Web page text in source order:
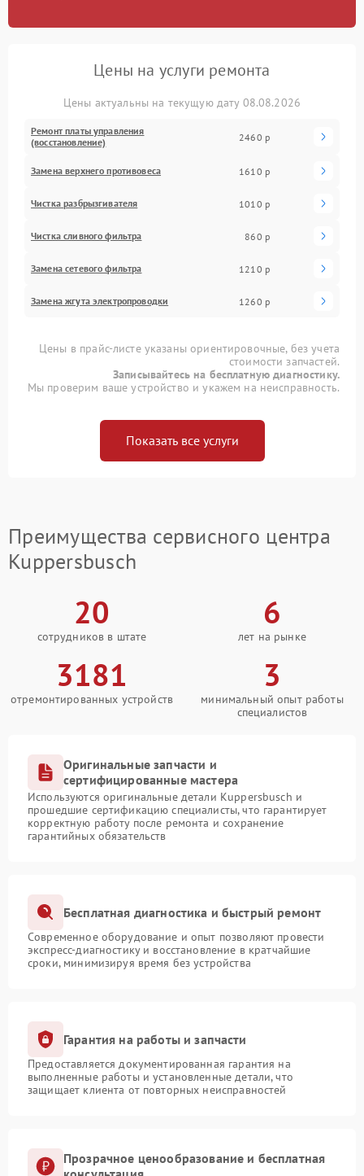
Цены на услуги ремонта
Цены актуальны на текущую дату 08.08.2026
Ремонт платы управления
(восстановление)
2460 р
Замена верхнего противовеса 1610 р
Чистка разбрызгивателя 1010 р
Чистка сливного фильтра 860 р
Замена сетевого фильтра 1210 р
Замена жгута электропроводки 1260 р
Цены в прайс-листе указаны ориентировочные, без учета
стоимости запчастей.
Записывайтесь на бесплатную диагностику.
Мы проверим ваше устройство и укажем на неисправность.
Показать все услуги
Преимущества сервисного центра
Kuppersbusch
20
сотрудников в штате
6
лет на рынке
3181
отремонтированных устройств
3
минимальный опыт работы
специалистов
Оригинальные запчасти и
сертифицированные мастера
Используются оригинальные детали Kuppersbusch и
прошедшие сертификацию специалисты, что гарантирует
корректную работу после ремонта и сохранение
гарантийных обязательств
Бесплатная диагностика и быстрый ремонт
Современное оборудование и опыт позволяют провести
экспресс-диагностику и восстановление в кратчайшие
сроки, минимизируя время без устройства
Гарантия на работы и запчасти
Предоставляется документированная гарантия на
выполненные работы и установленные детали, что
защищает клиента от повторных неисправностей
Прозрачное ценообразование и бесплатная